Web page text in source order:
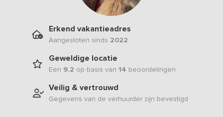
Erkend vakantieadres
Aangesloten sinds 2022
Geweldige locatie
Een 9.2 op basis van 14 beoordelingen
Veilig & vertrouwd
Gegevens van de verhuurder zijn bevestigd